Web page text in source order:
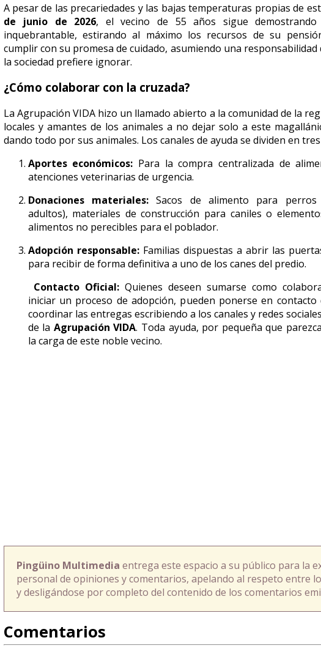
A pesar de las precariedades y las bajas temperaturas propias de
de junio de 2026, el vecino de 55 años sigue demostrando
inquebrantable, estirando al máximo los recursos de su
cumplir con su promesa de cuidado, asumiendo una responsabilidad
la sociedad prefiere ignorar.
¿Cómo colaborar con la cruzada?
La Agrupación VIDA hizo un llamado abierto a la comunidad de la
locales y amantes de los animales a no dejar solo a este
dando todo por sus animales. Los canales de ayuda se dividen en
Aportes económicos: Para la compra centralizada de
atenciones veterinarias de urgencia.
Donaciones materiales:Sacos de alimento para perros
adultos), materiales de construcción para caniles o
alimentos no perecibles para el poblador.
Adopción responsable:Familias dispuestas a abrir las
para recibir de forma definitiva a uno de los canes del predio.
Contacto Oficial:Quienes deseen sumarse como
iniciar un proceso de adopción, pueden ponerse en contacto
coordinar las entregas escribiendo a los canales y redes
de la Agrupación VIDA. Toda ayuda, por pequeña que
la carga de este noble vecino.
Pingüino Multimedia entrega este espacio a su público para la
personal de opiniones y comentarios, apelando al respeto entre
y desligándose por completo del contenido de los comentarios
Comentarios